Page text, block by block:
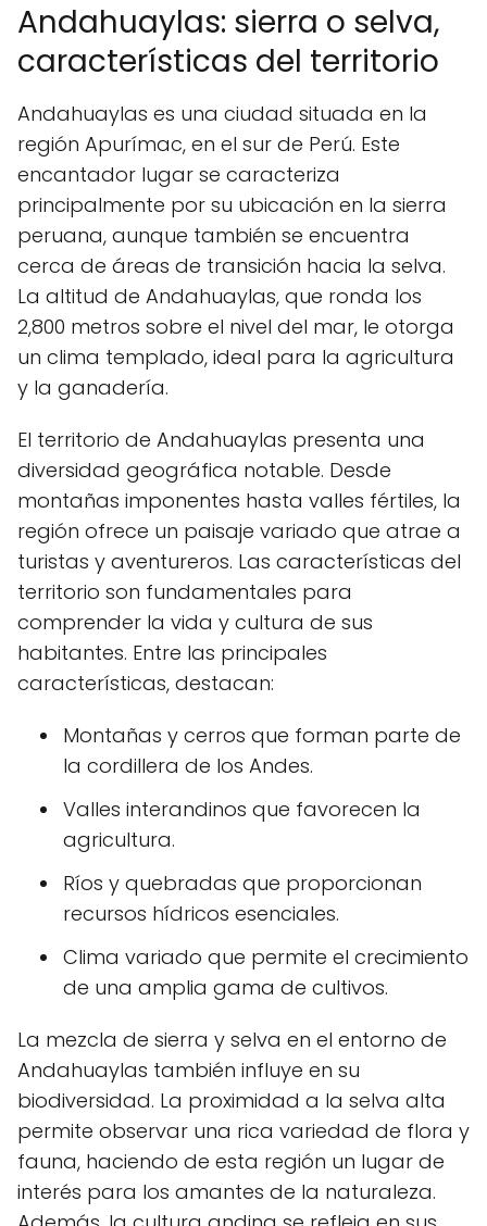
Andahuaylas: sierra o selva,
características del territorio
Andahuaylas es una ciudad situada en la
región Apurímac, en el sur de Perú. Este
encantador lugar se caracteriza
principalmente por su ubicación en la sierra
peruana, aunque también se encuentra
cerca de áreas de transición hacia la selva.
La altitud de Andahuaylas, que ronda los
2,800 metros sobre el nivel del mar, le otorga
un clima templado, ideal para la agricultura
y la ganadería.
El territorio de Andahuaylas presenta una
diversidad geográfica notable. Desde
montañas imponentes hasta valles fértiles, la
región ofrece un paisaje variado que atrae a
turistas y aventureros. Las características del
territorio son fundamentales para
comprender la vida y cultura de sus
habitantes. Entre las principales
características, destacan:
Montañas y cerros que forman parte de
la cordillera de los Andes.
Valles interandinos que favorecen la
agricultura.
Ríos y quebradas que proporcionan
recursos hídricos esenciales.
Clima variado que permite el crecimiento
de una amplia gama de cultivos.
La mezcla de sierra y selva en el entorno de
Andahuaylas también influye en su
biodiversidad. La proximidad a la selva alta
permite observar una rica variedad de flora y
fauna, haciendo de esta región un lugar de
interés para los amantes de la naturaleza.